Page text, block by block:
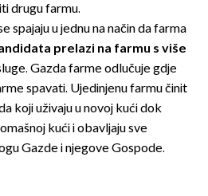
drugu farmu.
spajaju u jednu na način da farma
prelazi na farmu s više
Gazda farme odlučuje gdje
spavati. Ujedinjenu farmu činit
koji uživaju u novoj kući dok
kući i obavljaju sve
Gazde i njegove Gospode.